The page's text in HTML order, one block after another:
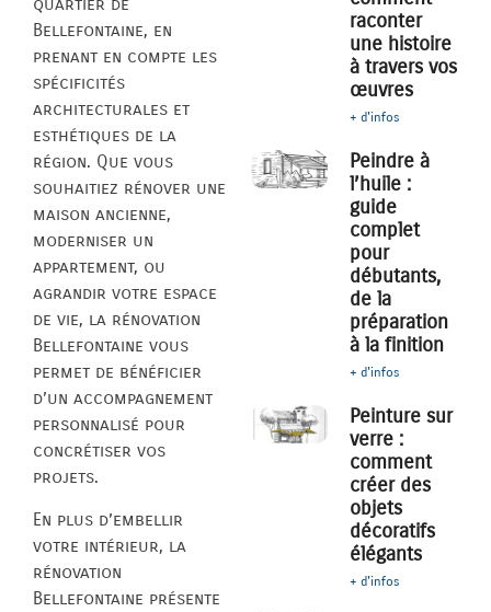
quartier de
Bellefontaine, en
prenant en compte les
spécificités
architecturales et
esthétiques de la
région. Que vous
souhaitiez rénover une
maison ancienne,
moderniser un
appartement, ou
agrandir votre espace
de vie, la rénovation
Bellefontaine vous
permet de bénéficier
d’un accompagnement
personnalisé pour
concrétiser vos
projets.
En plus d’embellir
votre intérieur, la
rénovation
Bellefontaine présente
raconter
une histoire
à travers vos
œuvres
+ d'infos
Peindre à
l’huile :
guide
complet
pour
débutants,
de la
préparation
à la finition
+ d'infos
Peinture sur
verre :
comment
créer des
objets
décoratifs
élégants
+ d'infos